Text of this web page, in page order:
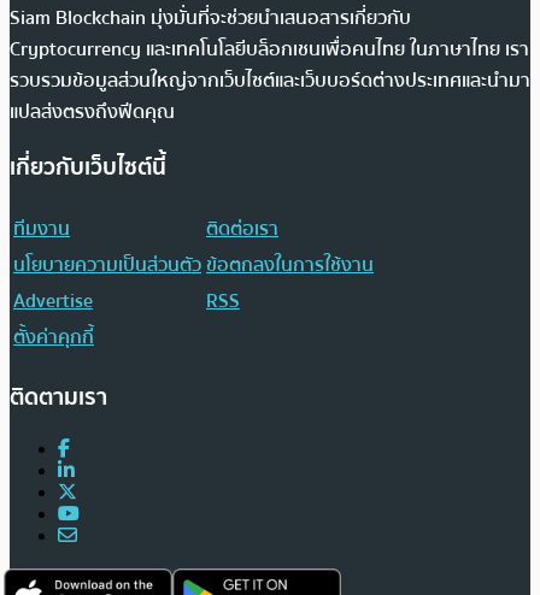
Siam Blockchain มุ่งมั่นที่จะช่วยนำเสนอสารเกี่ยวกับ
Cryptocurrency และเทคโนโลยีบล็อกเชนเพื่อคนไทย ในภาษาไทย เรา
รวบรวมข้อมูลส่วนใหญ่จากเว็บไซต์และเว็บบอร์ดต่างประเทศและนำมา
แปลส่งตรงถึงฟีดคุณ
เกี่ยวกับเว็บไซต์นี้
ทีมงาน
ติดต่อเรา
นโยบายความเป็นส่วนตัวข้อตกลงในการใช้งาน
Advertise
RSS
ตั้งค่าคุกกี้
ติดตามเรา